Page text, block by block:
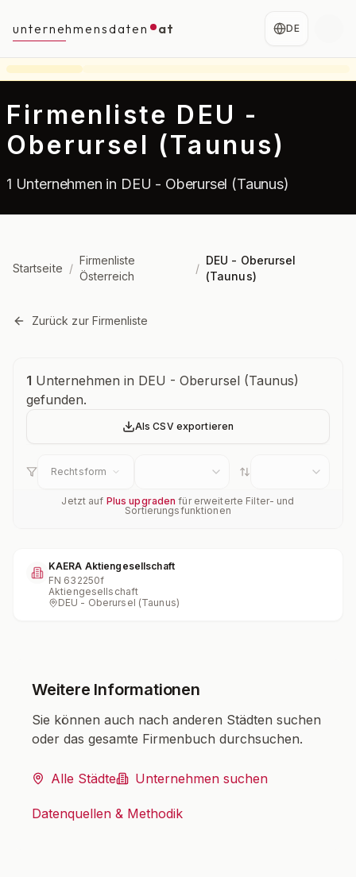
unternehmensdaten at DE
Firmenliste DEU -
Oberursel (Taunus)
1 Unternehmen in DEU - Oberursel (Taunus)
Startseite /
Firmenliste
Österreich
/
DEU - Oberursel
(Taunus)
Zurück zur Firmenliste
Unternehmensübersicht
1 Unternehmen in DEU - Oberursel (Taunus)
gefunden.
Als CSV exportieren
Rechtsform
Jetzt auf Plus upgraden für erweiterte Filter- und
Sortierungsfunktionen
KAERA Aktiengesellschaft
FN 632250f
Aktiengesellschaft
DEU - Oberursel (Taunus)
Weitere Informationen
Sie können auch nach anderen Städten suchen
oder das gesamte Firmenbuch durchsuchen.
Alle Städte Unternehmen suchen
Datenquellen & Methodik